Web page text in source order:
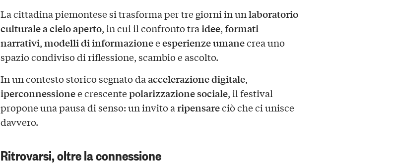
La cittadina piemontese si trasforma per tre giorni in unlaboratorio
culturale a cielo aperto, in cui il confronto traidee,formati
narrativi,modelli di informazioneeesperienze umanecrea uno
spazio condiviso di riflessione, scambio e ascolto.
In un contesto storico segnato daaccelerazione digitale,
iperconnessionee crescentepolarizzazione sociale, il festival
propone una pausa di senso: un invito aripensareciò che ci unisce
davvero.
Ritrovarsi, oltre la connessione